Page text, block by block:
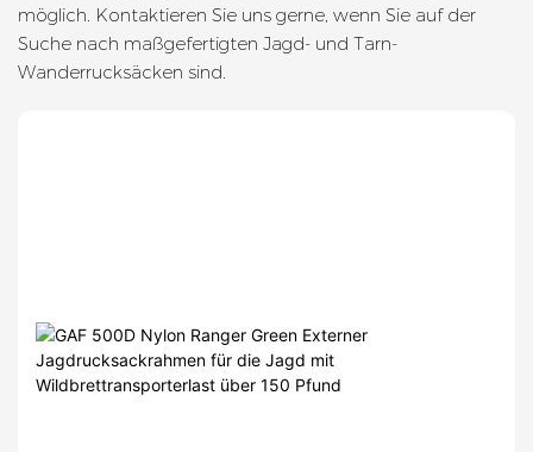
möglich. Kontaktieren Sie uns gerne, wenn Sie auf der
Suche nach maßgefertigten Jagd- und Tarn-
Wanderrucksäcken sind.